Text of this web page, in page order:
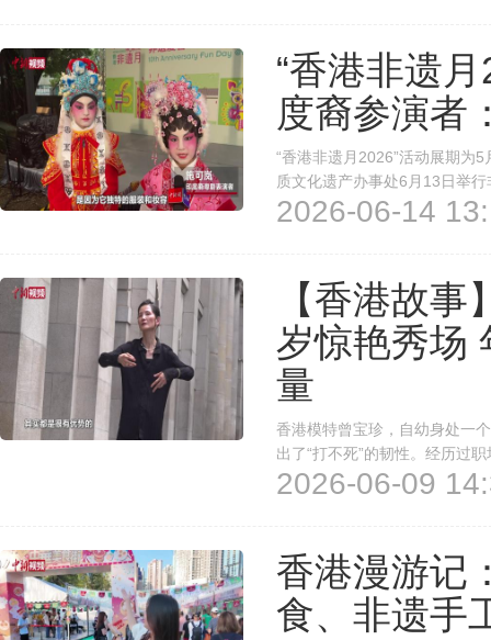
“香港非遗
度裔参演者
“香港非遗月2026”活动展期为
质文化遗产办事处6月13日举
的印度裔学徒带来的共融粤剧
2026-06-14
【香港故
岁惊艳秀场
量
香港模特曾宝珍，自幼身处一
出了“打不死”的韧性。经历过
第一次亮相T台，自此翻开了全
2026-06-09
香港漫游记
食、非遗手